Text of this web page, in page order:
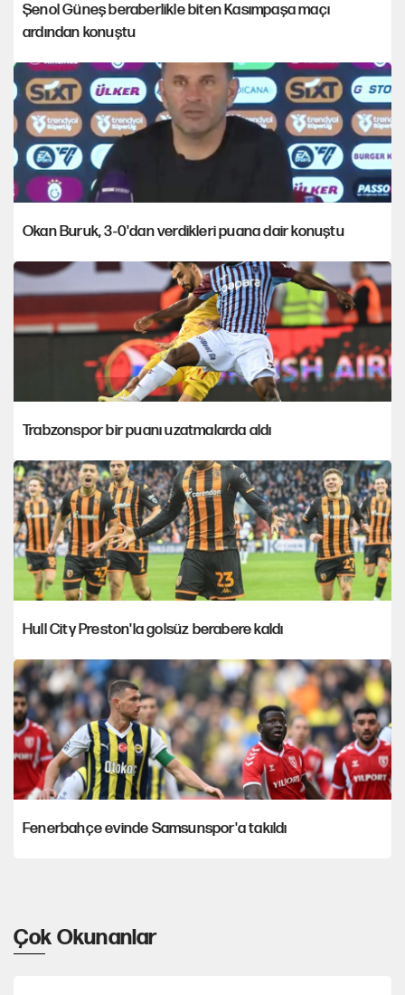
Şenol Güneş beraberlikle biten Kasımpaşa maçı
ardından konuştu
Okan Buruk, 3-0'dan verdikleri puana dair konuştu
Trabzonspor bir puanı uzatmalarda aldı
Hull City Preston'la golsüz berabere kaldı
Fenerbahçe evinde Samsunspor'a takıldı
Çok Okunanlar